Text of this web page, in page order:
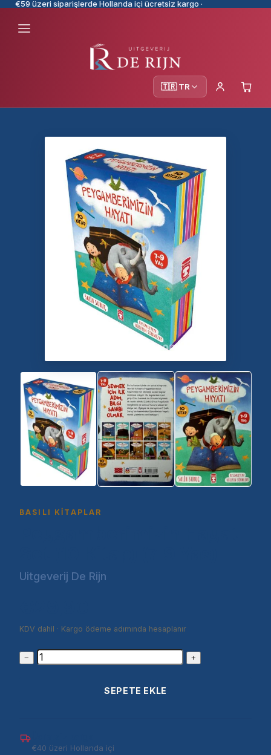
€59 üzeri siparişlerde Hollanda içi ücretsiz kargo ·
🇹🇷 TR
BASILI KITAPLAR
Uitgeverij De Rijn
KDV dahil · Kargo ödeme adımında hesaplanır
− +
SEPETE EKLE
€40 üzeri Hollanda içi